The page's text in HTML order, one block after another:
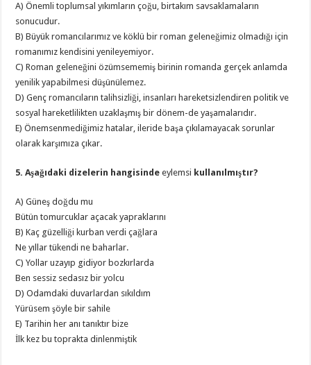
A) Önemli toplumsal yıkımların çoğu, birtakım savsaklamaların
sonucudur.
B) Büyük romancılarımız ve köklü bir roman geleneğimiz olmadığı için
romanımız kendisini yenileyemiyor.
C) Roman geleneğini özümsememiş birinin romanda gerçek anlamda
yenilik yapabilmesi düşünülemez.
D) Genç romancıların talihsizliği, insanları hareketsizlendiren politik ve
sosyal hareketlilikten uzaklaşmış bir dönem-de yaşamalarıdır.
E) Önemsenmediğimiz hatalar, ileride başa çıkılamayacak sorunlar
olarak karşımıza çıkar.
5. Aşağıdaki dizelerin hangisinde eylemsi kullanılmıştır?
A) Güneş doğdu mu
Bütün tomurcuklar açacak yapraklarını
B) Kaç güzelliği kurban verdi çağlara
Ne yıllar tükendi ne baharlar.
C) Yollar uzayıp gidiyor bozkırlarda
Ben sessiz sedasız bir yolcu
D) Odamdaki duvarlardan sıkıldım
Yürüsem şöyle bir sahile
E) Tarihin her anı tanıktır bize
İlk kez bu toprakta dinlenmiştik